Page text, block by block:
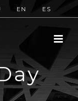
EN ES